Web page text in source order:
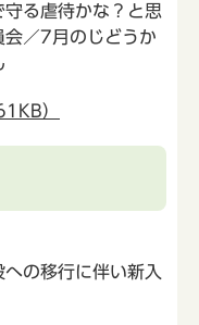
る虐待かな？と思
会／7月のじどうか
）
の移行に伴い新入